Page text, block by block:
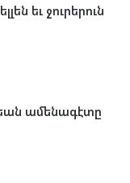
ելլեն եւ ջուրերուն
ամենագէտը